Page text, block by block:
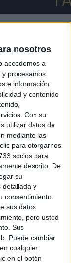
nosotros
accedemos a
y procesamos
e información
y contenido
Con su
utilizar datos de
mediante las
para otorgarnos
socios para
descrito. De
su
detallada y
consentimiento.
sus datos
pero usted
Sus
Puede cambiar
cualquier
en el botón